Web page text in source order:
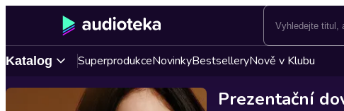
Katalog SuperprodukceNovinkyBestselleryNově v Klubu
Prezentační